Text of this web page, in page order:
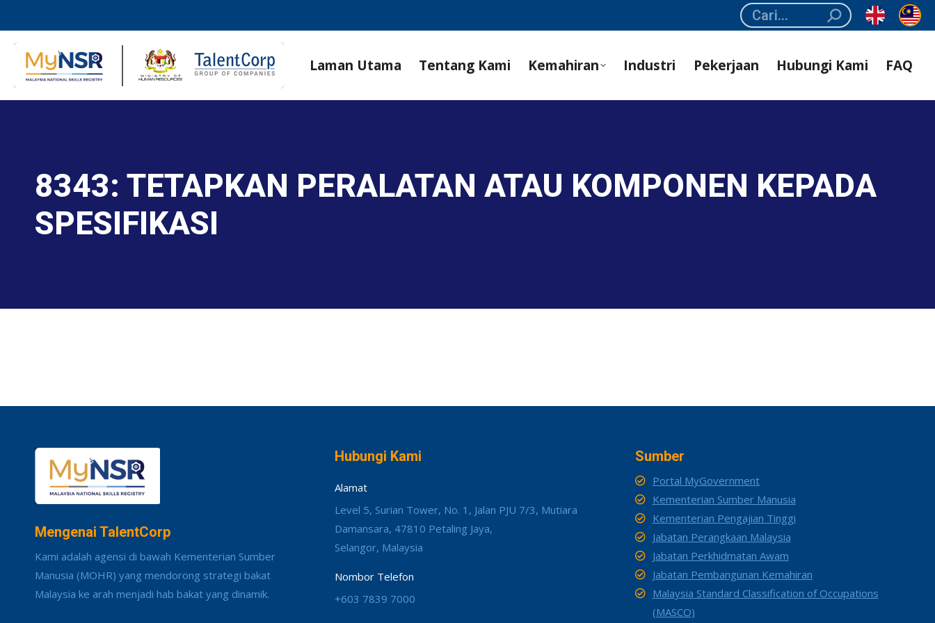
Search:
Laman Utama Tentang Kami Kemahiran Industri Pekerjaan Hubungi Kami FAQ
8343: TETAPKAN PERALATAN ATAU KOMPONEN KEPADA
SPESIFIKASI
Mengenai TalentCorp
Kami adalah agensi di bawah Kementerian Sumber
Manusia (MOHR) yang mendorong strategi bakat
Malaysia ke arah menjadi hab bakat yang dinamik.
Hubungi Kami
Alamat
Level 5, Surian Tower, No. 1, Jalan PJU 7/3, Mutiara
Damansara, 47810 Petaling Jaya,
Selangor, Malaysia
Nombor Telefon
+603 7839 7000
Sumber
Portal MyGovernment
Kementerian Sumber Manusia
Kementerian Pengajian Tinggi
Jabatan Perangkaan Malaysia
Jabatan Perkhidmatan Awam
Jabatan Pembangunan Kemahiran
Malaysia Standard Classification of Occupations
(MASCO)